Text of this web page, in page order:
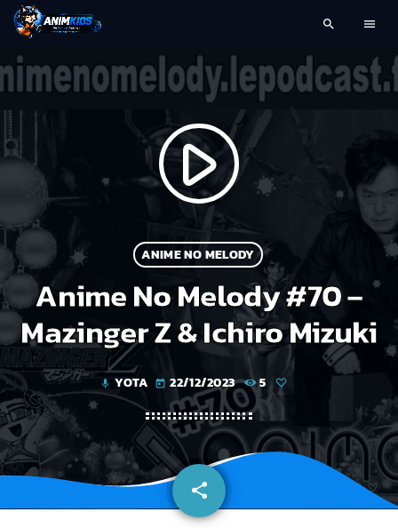
search menu
play_arrow
ANIME NO MELODY
Anime No Melody #70 –
Mazinger Z & Ichiro Mizuki
mic YOTA today 22/12/2023 5
share
email